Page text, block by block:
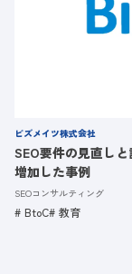
ビズメイツ株式会社
SEO要件の見直し
増加した事例
SEOコンサルティング
BtoC 教育